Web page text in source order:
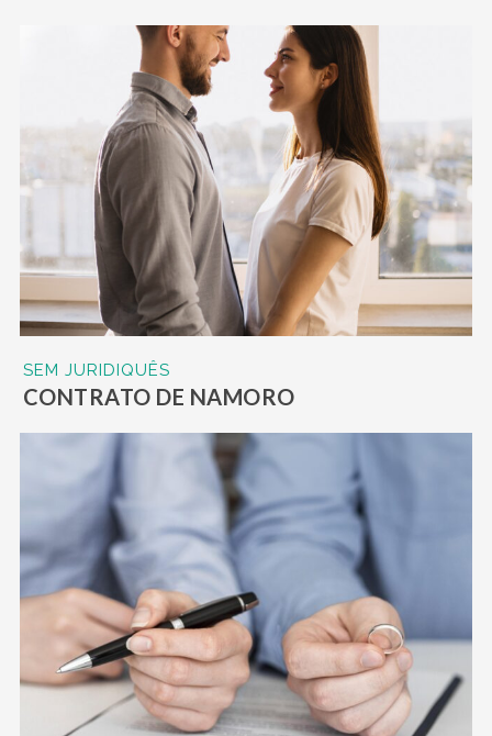
SEM JURIDIQUÊS
CONTRATO DE NAMORO